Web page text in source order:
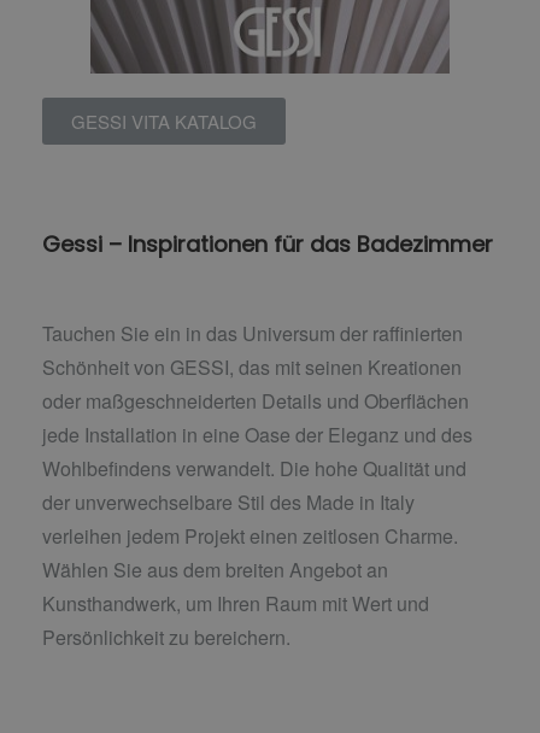
GESSI VITA KATALOG
Gessi – Inspirationen für das Badezimmer
Tauchen Sie ein in das Universum der raffinierten
Schönheit von GESSI, das mit seinen Kreationen
oder maßgeschneiderten Details und Oberflächen
jede Installation in eine Oase der Eleganz und des
Wohlbefindens verwandelt. Die hohe Qualität und
der unverwechselbare Stil des Made in Italy
verleihen jedem Projekt einen zeitlosen Charme.
Wählen Sie aus dem breiten Angebot an
Kunsthandwerk, um Ihren Raum mit Wert und
Persönlichkeit zu bereichern.